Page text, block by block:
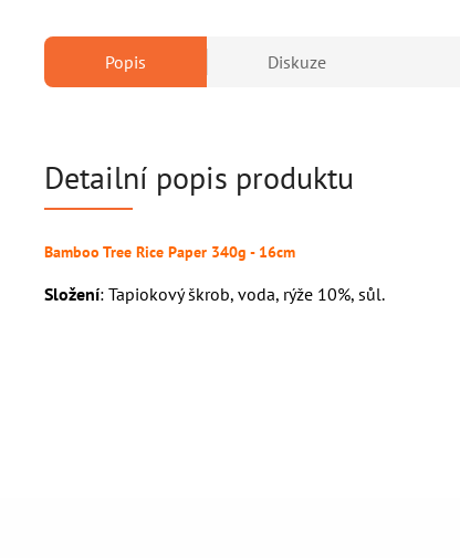
Popis Diskuze
Detailní popis produktu
Bamboo Tree Rice Paper 340g - 16cm
Složení: Tapiokový škrob, voda, rýže 10%, sůl.